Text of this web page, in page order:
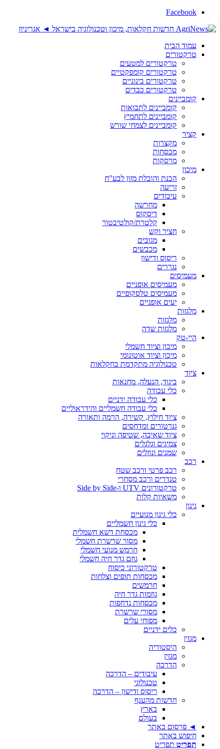
Facebook
עמוד הבית
טרקטורים
טרקטורים למטעים
טרקטורים קומפקטיים
טרקטורים בינוניים
טרקטורים כבדים
קומביינים
קומביינים לתבואות
קומביינים לתחמיץ
קומביינים לצמחי שורש
קציר
מקצרות
מכסחות
מרסקות
מיכון
הכנת והובלת מזון לבע"ח
זריעה
עיבודים
מחרשה
דיסקוס
קלטרת/קולטיבטור
חציר וקש
מגובים
מכבשים
ריסוס ודישון
נגררים
מעמיסים
מעמיסים אופניים
מעמיסים טלסקופיים
יעים אופניים
מלגזות
מלגזות
מלגזות שדה
היי-טק
מיכון וציוד חשמלי
מיכון וציוד אוטונומי
טכנולוגיה מתקדמת בחקלאות
ציוד
ביגוד, הנעלה, מחנאות
כלי עבודה
כלי עבודה ידניים
כלי עבודה חשמליים והידראוליים
ציוד חילוץ, קשירה, הרמה ותאורה
גנרטורים ומדחסים
ציוד שאיבה, שטיפה וניקוי
צמיגים וגלגלים
שמנים ונוזלים
רכב
רכב פרטי ורכב שטח
טנדרים ורכב מסחרי
טרקטורונים UTV ו-Side by Side
משאיות קלות
גינון
כלי גינון מנועיים
כלי גינון חשמליים
מכסחת דשא חשמלית
מסור שרשרת חשמלי
חרמש מנועי חשמלי
גוזם גדר חיה חשמלי
טרקטורוני כיסוח
מכסחות תופים וצלחות
חרמשים
גוזמות גדר חיה
מכסחות נדחפות
מסורי שרשרת
מפוחי עלים
כלים ידניים
מגזין
היסטוריה
מגזין
הדרכה
עיבודים – הדרכה
טכנולוגי
ריסוס ודישון – הדרכה
חדשות מהענף
בארץ
בעולם
◄ פרסום באתר
חיפוש באתר
תפריט תפריט